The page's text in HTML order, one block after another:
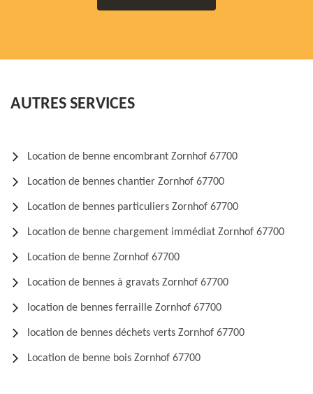
AUTRES SERVICES
Location de benne encombrant Zornhof 67700
Location de bennes chantier Zornhof 67700
Location de bennes particuliers Zornhof 67700
Location de benne chargement immédiat Zornhof 67700
Location de benne Zornhof 67700
Location de bennes à gravats Zornhof 67700
location de bennes ferraille Zornhof 67700
location de bennes déchets verts Zornhof 67700
Location de benne bois Zornhof 67700